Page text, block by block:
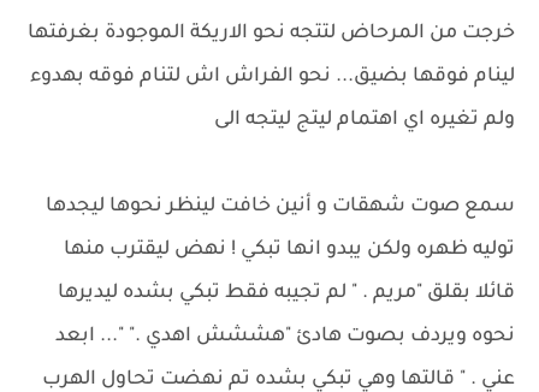
خرجت من المرحاض لتتجه نحو الاريكة الموجودة بغرفتها
لينام فوقها بضيق... نحو الفراش اش لتنام فوقه بهدوء
ولم تغيره اي اهتمام ليتج ليتجه الى
سمع صوت شهقات و أنين خافت لينظر نحوها ليجدها
توليه ظهره ولكن يبدو انها تبكي ! نهض ليقترب منها
قائلا بقلق "مريم . " لم تجيبه فقط تبكي بشده ليديرها
نحوه ويردف بصوت هادئ "هششش اهدي ." "... ابعد
عني . " قالتها وهي تبكي بشده تم نهضت تحاول الهرب